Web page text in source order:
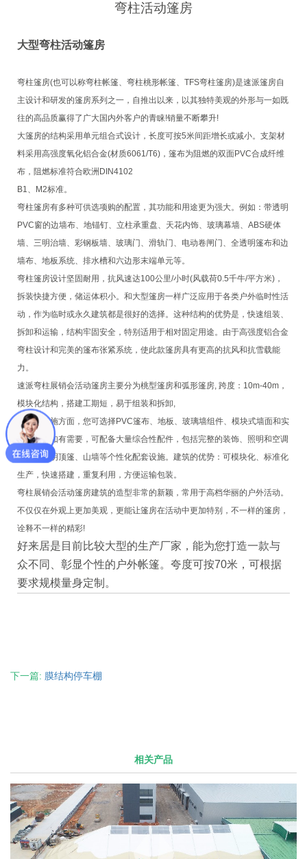
弯柱活动篷房
大型弯柱活动篷房
弯柱篷房(也可以称弯柱帐篷、弯柱桃形帐篷、TFS弯柱篷房)是速派篷房自
主设计和研发的篷房系列之一，自推出以来，以其独特美观的外形与一如既
往的高品质赢得了广大国内外客户的青睐!销量不断攀升!
大篷房的结构采用单元组合式设计，长度可按5米间距增长或减小。支架材
料采用高强度氧化铝合金(材质6061/T6)，篷布为阻燃的双面PVC合成纤维
布，阻燃标准符合欧洲DIN4102
B1、M2标准。
弯柱篷房有多种可供选项购的配置，其功能和用途更为强大。例如：带透明
PVC窗的边墙布、地锚钉、立柱承重盘、天花内饰、玻璃幕墙、ABS硬体
墙、三明治墙、彩钢板墙、玻璃门、滑轨门、电动卷闸门、全透明篷布和边
墙布、地板系统、排水槽和六边形末端单元等。
弯柱篷房设计坚固耐用，抗风速达100公里/小时(风载荷0.5千牛/平方米)，
拆装快捷方便，储运体积小。和大型篷房一样广泛应用于各类户外临时性活
动，作为临时或永久建筑都是很好的选择。这种结构的优势是，快速组装、
拆卸和运输，结构牢固安全，特别适用于相对固定用途。由于高强度铝合金
弯柱设计和完美的篷布张紧系统，使此款篷房具有更高的抗风和抗雪载能
力。
速派弯柱展销会活动篷房主要分为桃型篷房和弧形篷房, 跨度：10m-40m，
模块化结构，搭建工期短，易于组装和拆卸,
在配套设施方面，您可选择PVC篷布、地板、玻璃墙组件、模块式墙面和实
木门等。如有需要，可配备大量综合性配件，包括完整的装饰、照明和空调
系统，透明顶篷、山墙等个性化配套设施。建筑的优势：可模块化、标准化
生产，快速搭建，重复利用，方便运输包装。
弯柱展销会活动篷房建筑的造型非常的新颖，常用于高档华丽的户外活动。
不仅仅在外观上更加美观，更能让篷房在活动中更加特别，不一样的篷房，
诠释不一样的精彩!
好来居是目前比较大型的生产厂家，能为您打造一款与
众不同、彰显个性的户外帐篷。夸度可按70米，可根据
要求规模量身定制。
下一篇: 膜结构停车棚
相关产品